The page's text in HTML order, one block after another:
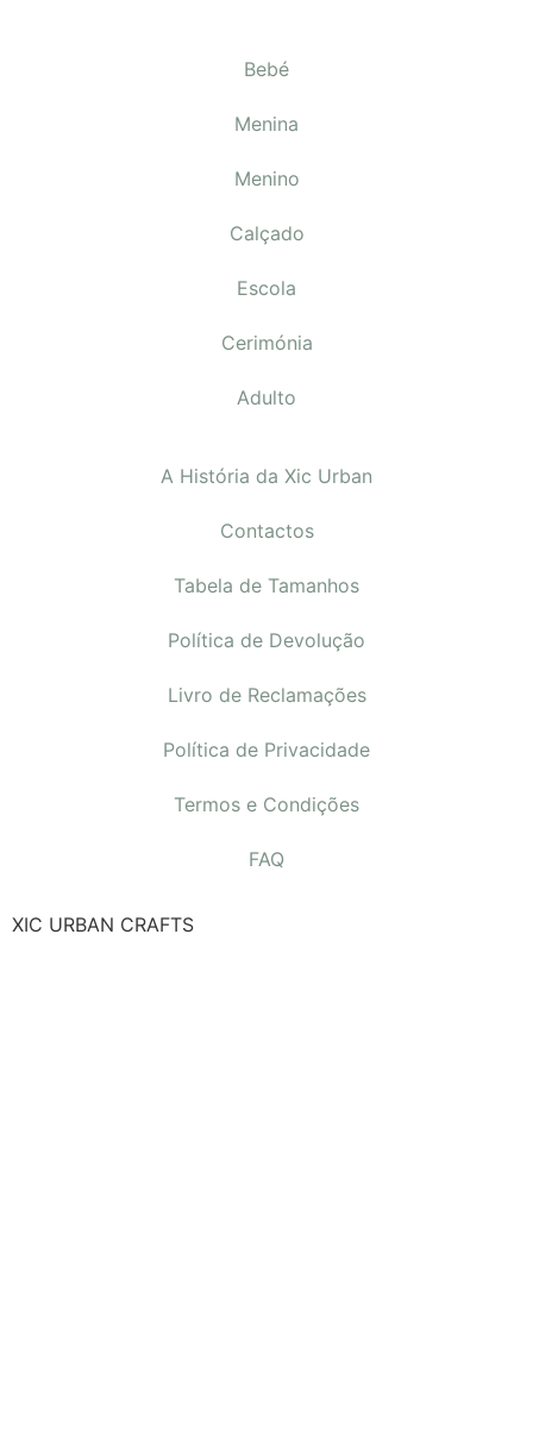
Bebé
Menina
Menino
Calçado
Escola
Cerimónia
Adulto
A História da Xic Urban
Contactos
Tabela de Tamanhos
Política de Devolução
Livro de Reclamações
Política de Privacidade
Termos e Condições
FAQ
XIC URBAN CRAFTS